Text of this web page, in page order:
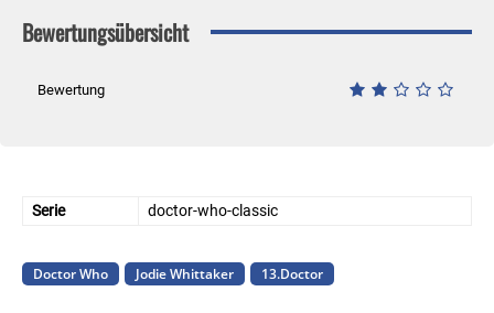
Bewertungsübersicht
Bewertung
Serie doctor-who-classic
Doctor Who Jodie Whittaker 13.Doctor